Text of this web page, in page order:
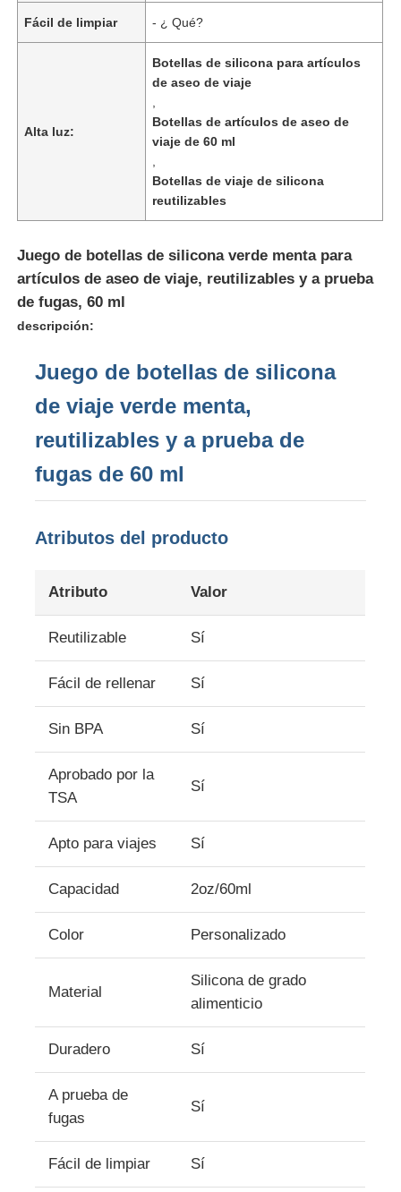
En casa
Productos
Los vídeos
Sobre nosotros
Recorrido por la fábrica
Contáctenos
Casos de trabajo
Conjunto de botellas de viaje de silicona
frasco de viaje de silicona
Botella de agua plegable de silicona
Productos de cocina de silicona
Fácil de limpiar - ¿ Qué?
Alta luz:
Botellas de silicona para artículos
de aseo de viaje
Botellas de artículos de aseo de
viaje de 60 ml
Botellas de viaje de silicona
reutilizables
Juego de botellas de silicona verde menta para
artículos de aseo de viaje, reutilizables y a prueba
de fugas, 60 ml
descripción:
Juego de botellas de silicona
de viaje verde menta,
reutilizables y a prueba de
fugas de 60 ml
Atributos del producto
Atributo Valor
Reutilizable Sí
Fácil de rellenar Sí
Sin BPA Sí
Aprobado por la
TSA
Sí
Apto para viajes Sí
Capacidad 2oz/60ml
Color Personalizado
Material
Silicona de grado
alimenticio
Duradero Sí
A prueba de
fugas
Sí
Fácil de limpiar Sí